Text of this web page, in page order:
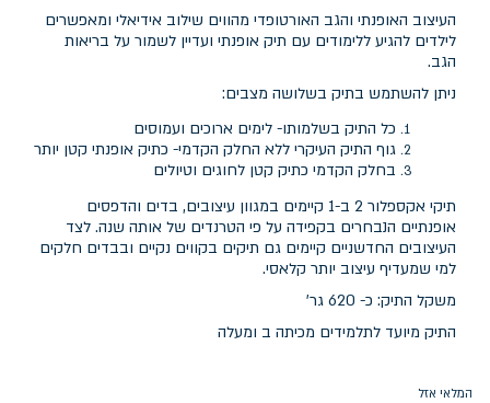
העיצוב האופנתי והגב האורטופדי מהווים שילוב אידיאלי ומאפשרים
לילדים להגיע ללימודים עם תיק אופנתי ועדיין לשמור על בריאות
הגב.
ניתן להשתמש בתיק בשלושה מצבים:
כל התיק בשלמותו- לימים ארוכים ועמוסים
גוף התיק העיקרי ללא החלק הקדמי- כתיק אופנתי קטן יותר
בחלק הקדמי כתיק קטן לחוגים וטיולים
תיקי אקספלור 2 ב-1 קיימים במגוון עיצובים, בדים והדפסים
אופנתיים הנבחרים בקפידה על פי הטרנדים של אותה שנה. לצד
העיצובים החדשניים קיימים גם תיקים בקווים נקיים ובבדים חלקים
למי שמעדיף עיצוב יותר קלאסי.
משקל התיק: כ- 620 גר'
התיק מיועד לתלמידים מכיתה ב ומעלה
המלאי אזל